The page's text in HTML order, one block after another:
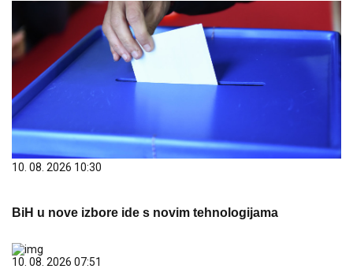
10. 08. 2026 10:30
BiH u nove izbore ide s novim tehnologijama
10. 08. 2026 07:51